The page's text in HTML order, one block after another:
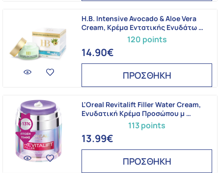
120 points
H.B. Intensive Avocado & Aloe Vera
Cream, Κρέμα Εντατικής Ενυδάτω …
14.90€
ΠΡΟΣΘΗΚΗ
-13% 113 points
L'Oreal Revitalift Filler Water Cream,
Ενυδατική Κρέμα Προσώπου μ …
13.99€
ΠΡΟΣΘΗΚΗ